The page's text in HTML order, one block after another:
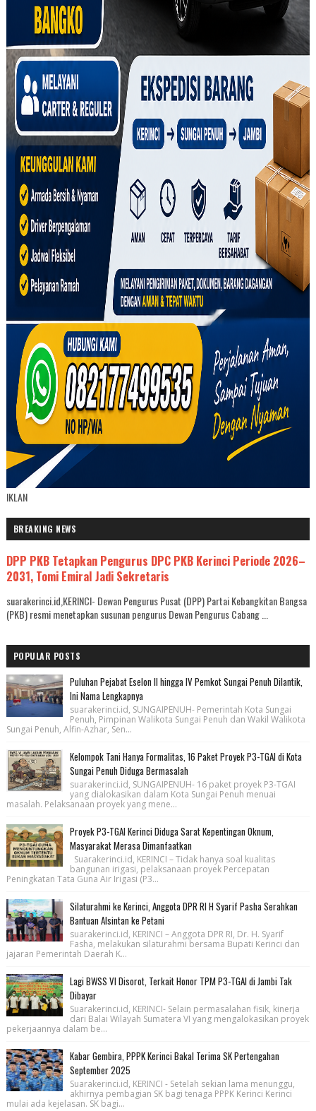
IKLAN
BREAKING NEWS
DPP PKB Tetapkan Pengurus DPC PKB Kerinci Periode 2026–
2031, Tomi Emiral Jadi Sekretaris
suarakerinci.id,KERINCI- Dewan Pengurus Pusat (DPP) Partai Kebangkitan Bangsa
(PKB) resmi menetapkan susunan pengurus Dewan Pengurus Cabang ...
POPULAR POSTS
Puluhan Pejabat Eselon II hingga IV Pemkot Sungai Penuh Dilantik,
Ini Nama Lengkapnya
suarakerinci.id, SUNGAIPENUH- Pemerintah Kota Sungai
Penuh, Pimpinan Walikota Sungai Penuh dan Wakil Walikota
Sungai Penuh, Alfin-Azhar, Sen...
Kelompok Tani Hanya Formalitas, 16 Paket Proyek P3-TGAI di Kota
Sungai Penuh Diduga Bermasalah
suarakerinci.id, SUNGAIPENUH- 16 paket proyek P3-TGAI
yang dialokasikan dalam Kota Sungai Penuh menuai
masalah. Pelaksanaan proyek yang mene...
Proyek P3-TGAI Kerinci Diduga Sarat Kepentingan Oknum,
Masyarakat Merasa Dimanfaatkan
Suarakerinci.id, KERINCI – Tidak hanya soal kualitas
bangunan irigasi, pelaksanaan proyek Percepatan
Peningkatan Tata Guna Air Irigasi (P3...
Silaturahmi ke Kerinci, Anggota DPR RI H Syarif Pasha Serahkan
Bantuan Alsintan ke Petani
suarakerinci.id, KERINCI – Anggota DPR RI, Dr. H. Syarif
Fasha, melakukan silaturahmi bersama Bupati Kerinci dan
jajaran Pemerintah Daerah K...
Lagi BWSS VI Disorot, Terkait Honor TPM P3-TGAI di Jambi Tak
Dibayar
Suarakerinci.id, KERINCI- Selain permasalahan fisik, kinerja
dari Balai Wilayah Sumatera VI yang mengalokasikan proyek
pekerjaannya dalam be...
Kabar Gembira, PPPK Kerinci Bakal Terima SK Pertengahan
September 2025
Suarakerinci.id, KERINCI - Setelah sekian lama menunggu,
akhirnya pembagian SK bagi tenaga PPPK Kerinci Kerinci
mulai ada kejelasan. SK bagi...